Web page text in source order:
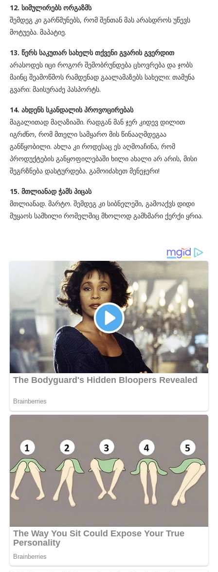
12. სიმულირებს ორგაზმს
შემდეგ კი გარწმუნებს, რომ შენთან მას არასდროს უწევს
მოტუება. მაპატიე.
13. წერს საკუთარ სახელს თქვენი გვარის გვერდით
არასოდეს იცი როგორ შემობრუნდება ცხოვრება და ჯობს
მაინც შეამოწმოს რამდენად გაალამაზებს სახელი: თამუნა
გვარი: მაისურაძე პასპორტს.
14. ახდენს სკანდალის პროვოცირებას
მაგალითად მაღაზიაში. რადგან მან ჯერ კიდევ დილით
იგრძნო, რომ მთელი სამყარო მის წინააღმდეგაა
განწყობილი. ახლა კი როდესაც ეს აღმოაჩინა, რომ
პროდუქტების განყოფილებაში ხილი ახალი არ არის, მისი
შეგრზნება დასტურდება. გამოიძახეთ მენეჯერი!
15. მთლიანად ჭამს პიცას
მთლიანად. მარტო. შემდეგ კი სიბნელეში, გამოაქვს დიდი
მუყაოს სამხილი რომელშიც მხოლოდ გამხმარი ქერქი ყრია.